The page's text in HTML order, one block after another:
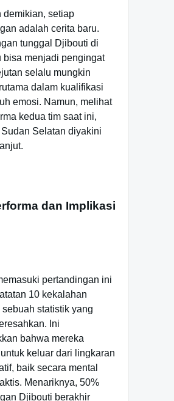
demikian, setiap
adalah cerita baru.
tunggal Djibouti di
bisa menjadi pengingat
selalu mungkin
dalam kualifikasi
emosi. Namun, melihat
kedua tim saat ini,
Selatan diyakini
dan Implikasi
pertandingan ini
10 kekalahan
sebuah statistik yang
Ini
bahwa mereka
keluar dari lingkaran
baik secara mental
Menariknya, 50%
Djibouti berakhir